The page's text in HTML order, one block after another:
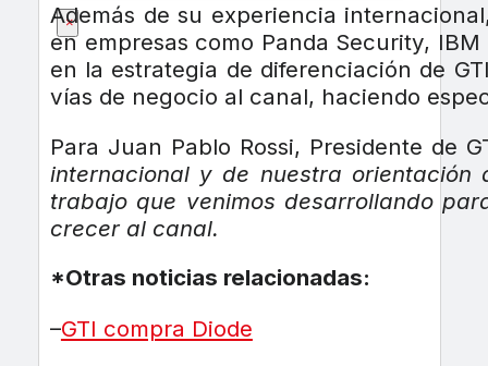
×
Además de su experiencia
en empresas como Panda Security,
en la estrategia de diferenciación de
vías de negocio al canal, haciendo
Para Juan Pablo Rossi, Presidente de
internacional y de nuestra
trabajo que venimos desarrollando
crecer al canal.
*Otras noticias relacionadas:
–GTI compra Diode